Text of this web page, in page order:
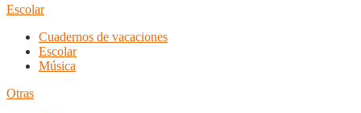
Escolar
Cuadernos de vacaciones
Escolar
Música
Otras